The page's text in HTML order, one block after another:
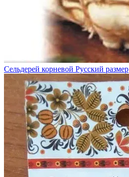
Сельдерей корневой Русский размер